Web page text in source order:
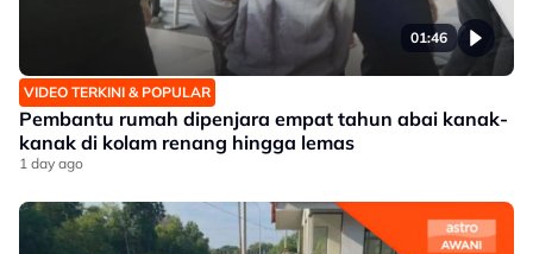
01:46
VIDEO TERKINI & POPULAR
Pembantu rumah dipenjara empat tahun abai kanak-
kanak di kolam renang hingga lemas
1 day ago